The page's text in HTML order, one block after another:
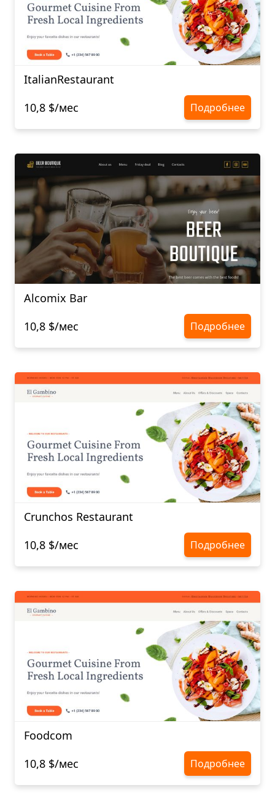
ItalianRestaurant
10,8 $/мес
Подробнее
Alcomix Bar
10,8 $/мес
Подробнее
Crunchos Restaurant
10,8 $/мес
Подробнее
Foodcom
10,8 $/мес
Подробнее